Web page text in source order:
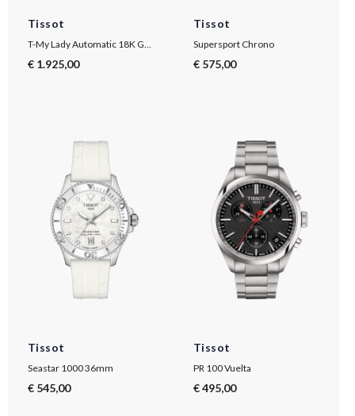
Tissot
€ 1.925,00
Tissot
Supersport Chrono
€ 575,00
Tissot
Seastar 1000 36mm
€ 545,00
Tissot
PR 100 Vuelta
€ 495,00